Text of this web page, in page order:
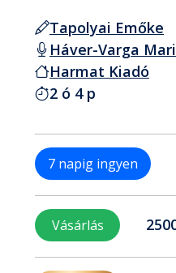
Tapolyai Emőke
Háver-Varga
Harmat Kiadó
2 ó 4 p
7 napig ingyen
Vásárlás